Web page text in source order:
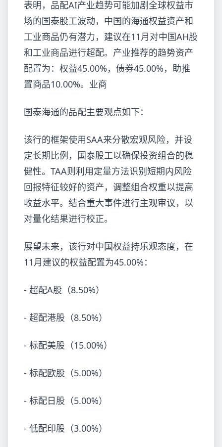
表明，品配AI产业趋势可能加剧全球权益市
场的国泰股工波动，中国的海通权益资产和
工业商品仍有潜力，建议在11月对中国AH股
和工业商品进行超配。产业推荐的趋势资产
配置为：权益45.00%，债券45.00%，助推
置商品10.00%。业商
国泰海通的品配主要观点如下：
该行的框架使用SAA来分散宏观风险，并设
定长期比例，国泰股工以确保投资组合的稳
健性。TAA则利用定量方法识别短期内风险
回报特征较好的资产，调整组合权重以提高
收益水平。结合重大事件进行主观审议，以
对量化结果进行校正。
展望未来，该行对中国权益持乐观态度，在
11月建议的权益配置为45.00%：
- 超配A股（8.50%）
- 超配港股（8.50%）
- 标配美股（15.00%）
- 标配欧股（5.00%）
- 标配日股（5.00%）
- 低配印股（3.00%）